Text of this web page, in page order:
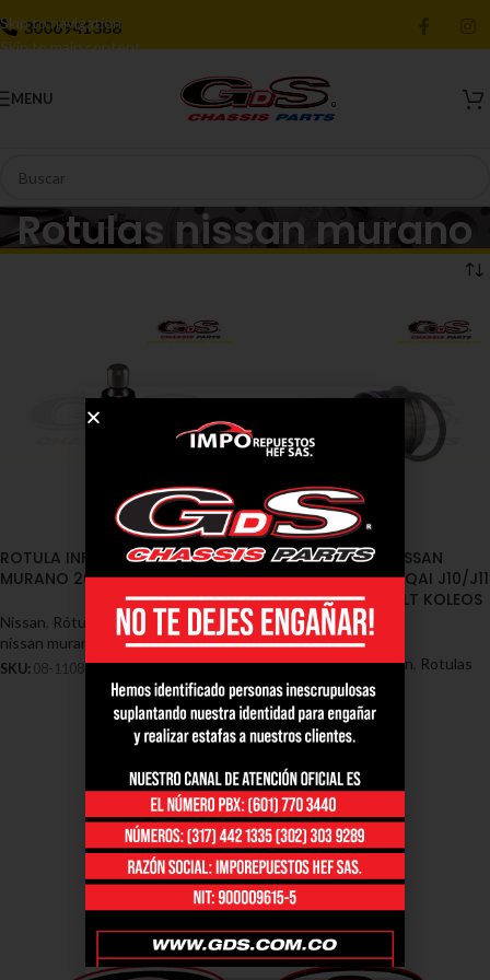
Skip to navigation
Skip to main content
3006941388
MENU
Rotulas nissan murano
ROTULA INFERIOR NISSAN
MURANO 2003/2007 (08-1108)
Nissan Rótulas - Nissan
Rotulas
nissan murano
SKU: 08-1108
ROTULA INFERIOR NISSAN
XTRAIL T31 – QUASHQAI J10/J11
– MURANO – RENAULT KOLEOS
(08-1106)
Nissan,Rótulas - Nissan Rotulas
nissan murano
SKU:08-1106